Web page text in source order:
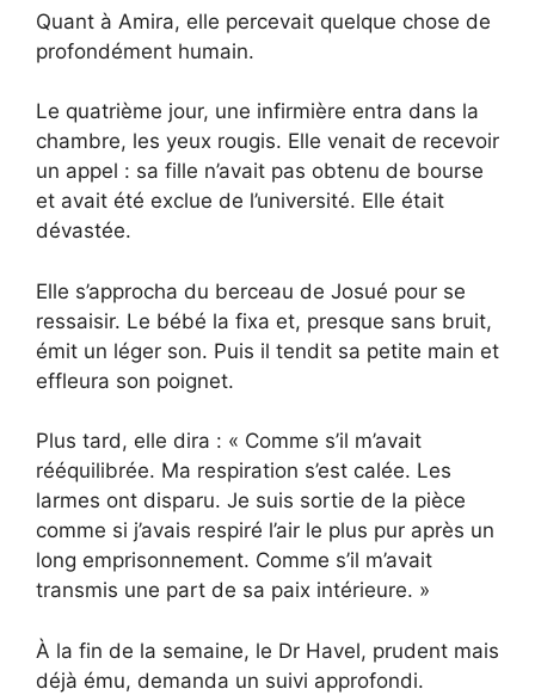
Quant à Amira, elle percevait quelque chose de
profondément humain.
Le quatrième jour, une infirmière entra dans la
chambre, les yeux rougis. Elle venait de recevoir
un appel : sa fille n’avait pas obtenu de bourse
et avait été exclue de l’université. Elle était
dévastée.
Elle s’approcha du berceau de Josué pour se
ressaisir. Le bébé la fixa et, presque sans bruit,
émit un léger son. Puis il tendit sa petite main et
effleura son poignet.
Plus tard, elle dira : « Comme s’il m’avait
rééquilibrée. Ma respiration s’est calée. Les
larmes ont disparu. Je suis sortie de la pièce
comme si j’avais respiré l’air le plus pur après un
long emprisonnement. Comme s’il m’avait
transmis une part de sa paix intérieure. »
À la fin de la semaine, le Dr Havel, prudent mais
déjà ému, demanda un suivi approfondi.